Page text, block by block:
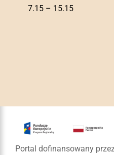
7.15 – 15.15
Portal dofinansowany